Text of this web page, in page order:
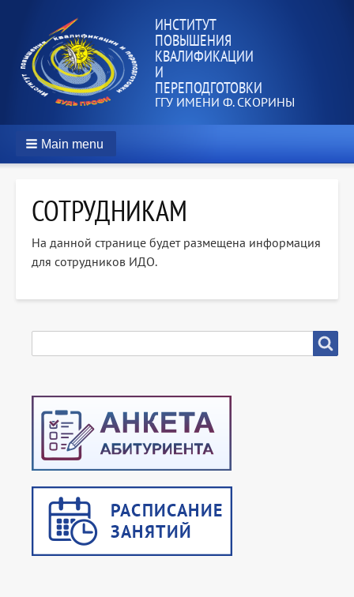
ИНСТИТУТ
ПОВЫШЕНИЯ
КВАЛИФИКАЦИИ
И
ПЕРЕПОДГОТОВКИ
ГГУ ИМЕНИ Ф. СКОРИНЫ
Main menu
СОТРУДНИКАМ
На данной странице будет размещена информация
для сотрудников ИДО.